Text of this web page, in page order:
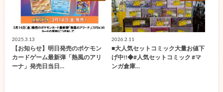
2025.3.13
【お知らせ】明日発売のポケモン
カードゲーム最新弾「熱風のアリ
ーナ」発売日当日…
2026.2.11
■大人気セットコミック大量お値下
げ中!!◆#人気セットコミック #マ
ンガ倉庫…